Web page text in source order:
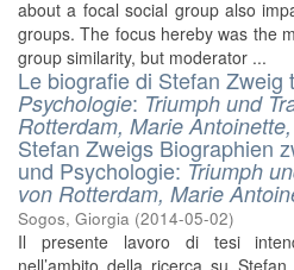
about a focal social group also
groups. The focus hereby was the
group similarity, but moderator ...
Le biografie di Stefan Zweig
Psychologie: Triumph und
Rotterdam, Marie
Stefan Zweigs Biographien
und Psychologie: Triumph
von Rotterdam, Marie
Sogos, Giorgia (2014-05-02)
Il presente lavoro di tesi
nell’ambito della ricerca su